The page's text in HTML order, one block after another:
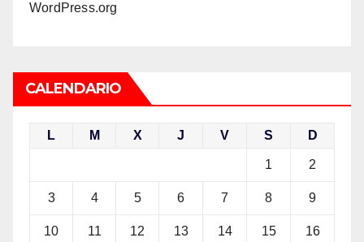
WordPress.org
CALENDARIO
L M X J V S D
1 2
3 4 5 6 7 8 9
10 11 12 13 14 15 16